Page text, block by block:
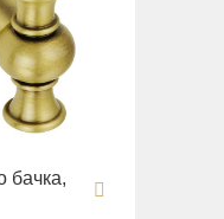
бачка,